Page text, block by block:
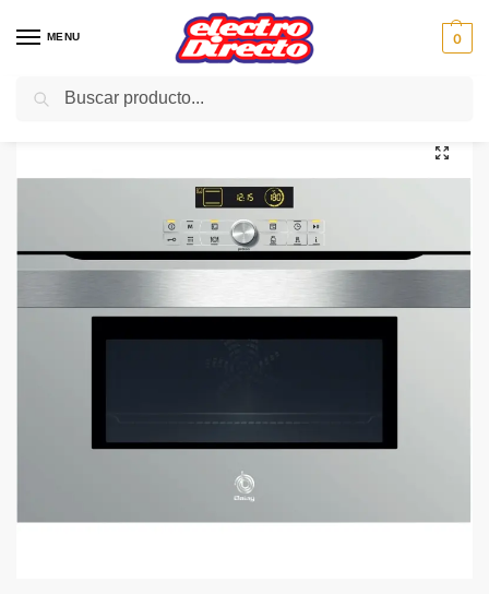
MENU 0
Inicio Gama blanca Hornos